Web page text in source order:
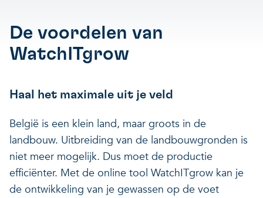
De voordelen van
WatchITgrow
Haal het maximale uit je veld
België is een klein land, maar groots in de
landbouw. Uitbreiding van de landbouwgronden is
niet meer mogelijk. Dus moet de productie
efficiënter. Met de online tool WatchITgrow kan je
de ontwikkeling van je gewassen op de voet